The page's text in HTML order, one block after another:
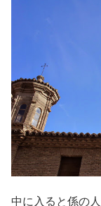
中に入ると係の